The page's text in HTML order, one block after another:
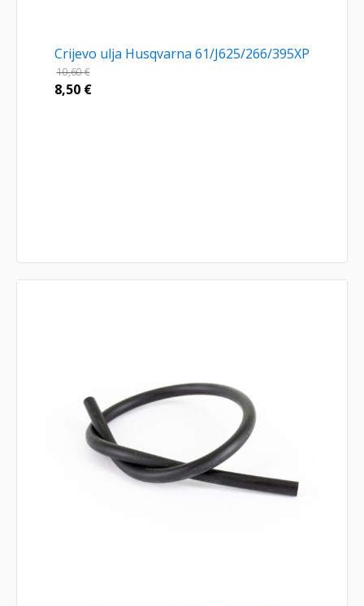
Crijevo ulja Husqvarna 61/J625/266/395XP
10,60€
8,50 €